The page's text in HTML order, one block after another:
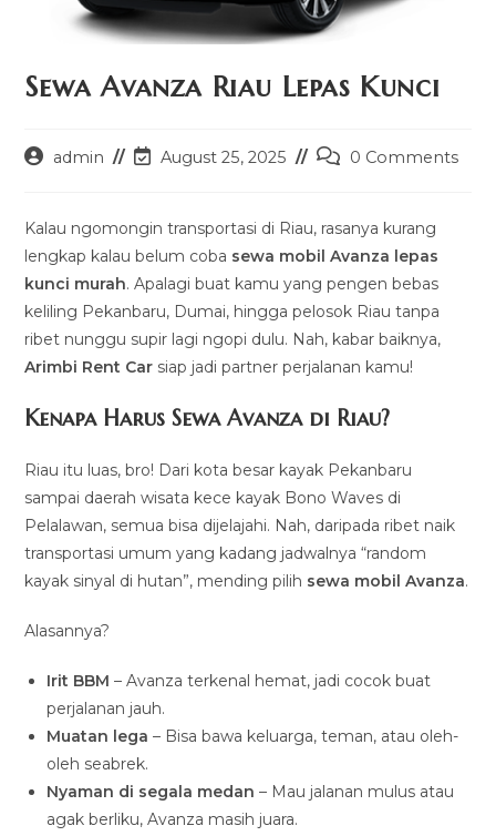
Sewa Avanza Riau Lepas Kunci
Postadmin
PostAugust 25, 2025
Post0 Comments
Kalau ngomongin transportasi di Riau, rasanya kurang
lengkap kalau belum coba sewa mobil Avanza lepas
kunci murah. Apalagi buat kamu yang pengen bebas
keliling Pekanbaru, Dumai, hingga pelosok Riau tanpa
ribet nunggu supir lagi ngopi dulu. Nah, kabar baiknya,
Arimbi Rent Car siap jadi partner perjalanan kamu!
Kenapa Harus Sewa Avanza di Riau?
Riau itu luas, bro! Dari kota besar kayak Pekanbaru
sampai daerah wisata kece kayak Bono Waves di
Pelalawan, semua bisa dijelajahi. Nah, daripada ribet naik
transportasi umum yang kadang jadwalnya “random
kayak sinyal di hutan”, mending pilih sewa mobil Avanza.
Alasannya?
Irit BBM – Avanza terkenal hemat, jadi cocok buat
perjalanan jauh.
Muatan lega – Bisa bawa keluarga, teman, atau oleh-
oleh seabrek.
Nyaman di segala medan – Mau jalanan mulus atau
agak berliku, Avanza masih juara.